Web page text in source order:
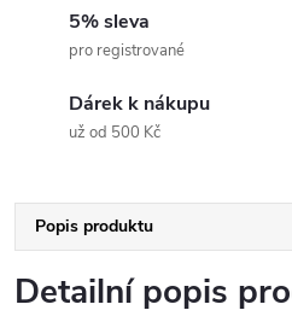
5% sleva
pro registrované
Dárek k nákupu
už od 500 Kč
Popis produktu
Detailní popis